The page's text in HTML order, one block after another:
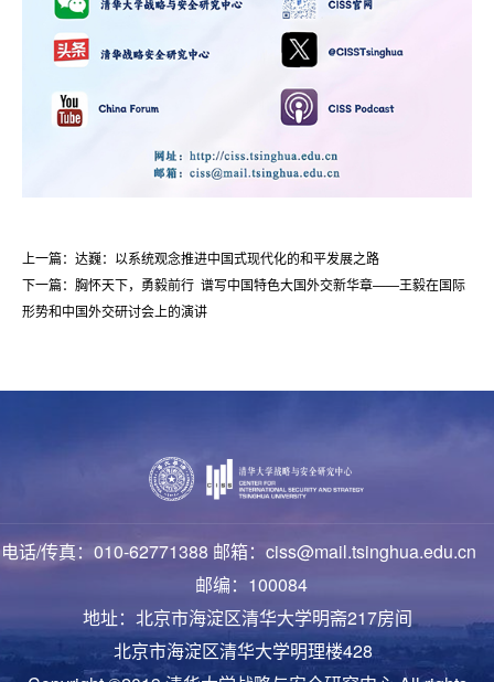
上一篇：达巍：以系统观念推进中国式现代化的和平发展之路
下一篇：胸怀天下，勇毅前行 谱写中国特色大国外交新华章——王毅在国际
形势和中国外交研讨会上的演讲
电话/传真：010-62771388 邮箱：ciss@mail.tsinghua.edu.cn
邮编：100084
地址：北京市海淀区清华大学明斋217房间
北京市海淀区清华大学明理楼428